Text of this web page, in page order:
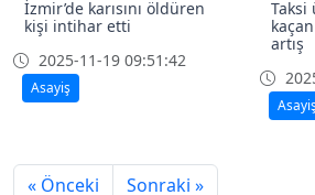
İzmir’de karısını öldüren
kişi intihar etti
Taksi
artış